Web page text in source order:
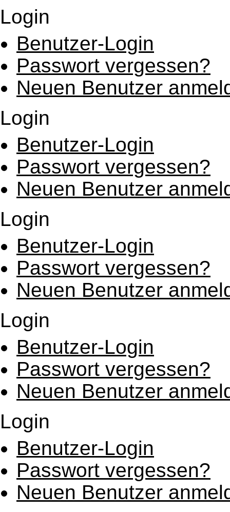
Login
Benutzer-Login
Passwort vergessen?
Neuen Benutzer
Login
Benutzer-Login
Passwort vergessen?
Neuen Benutzer
Login
Benutzer-Login
Passwort vergessen?
Neuen Benutzer
Login
Benutzer-Login
Passwort vergessen?
Neuen Benutzer
Login
Benutzer-Login
Passwort vergessen?
Neuen Benutzer